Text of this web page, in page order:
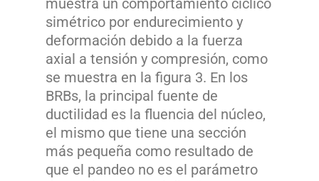
muestra un comportamiento cíclico
simétrico por endurecimiento y
deformación debido a la fuerza
axial a tensión y compresión, como
se muestra en la figura 3. En los
BRBs, la principal fuente de
ductilidad es la fluencia del núcleo,
el mismo que tiene una sección
más pequeña como resultado de
que el pandeo no es el parámetro